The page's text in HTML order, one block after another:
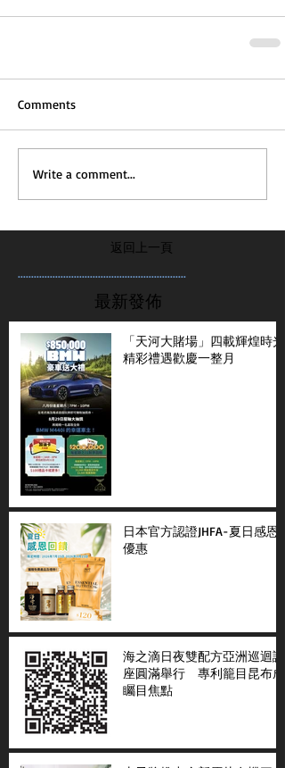
Comments
Write a comment...
返回上一頁
...............................................................
最新發佈
「天河大賭場」四載輝煌時光
精彩禮遇歡慶一整月
日本官方認證JHFA-夏日感恩
優惠
海之滴日夜雙配方亞洲巡迴講
座圓滿舉行 專利籠目昆布成
矚目焦點